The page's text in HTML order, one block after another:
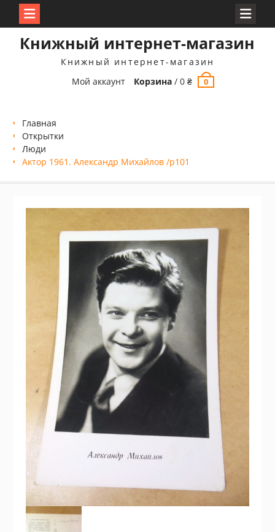
Книжный интернет-магазин
Книжный интернет-магазин
Мой аккаунт
Корзина /0₴ 0
Главная
Открытки
Люди
Актор 1961. Александр Михайлов /p101